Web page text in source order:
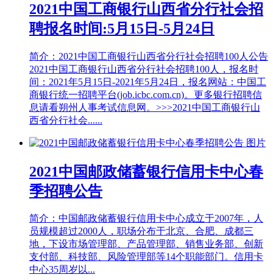
2021中国工商银行山西省分行社会招
聘报名时间:5月15日-5月24日
简介：2021中国工商银行山西省分行社会招聘100人公告
2021中国工商银行山西省分行社会招聘100人，报名时
间：2021年5月15日-2021年5月24日，报名网站：中国工
商银行统一招聘平台(job.icbc.com.cn)。更多银行招聘信
息请看朔州人事考试信息网。>>>2021中国工商银行山
西省分行社会......
2021中国邮政储蓄银行信用卡中心春
季招聘公告
简介：中国邮政储蓄银行信用卡中心成立于2007年，人
员规模超过2000人，职场分布于北京、合肥、成都三
地，下设市场管理部、产品管理部、销售业务部、创新
支付部、科技部、风险管理部等14个职能部门。信用卡
中心35周岁以...